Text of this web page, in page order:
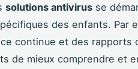
solutions antivirus se
des enfants. Par
continue et des rapports
de mieux comprendre et